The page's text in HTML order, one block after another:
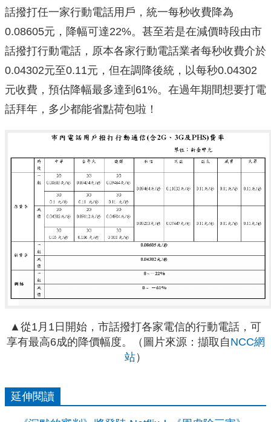
話撥打任一家行動電話用戶，統一每秒收費降為
0.08605元，降幅可達22%。甚至若是在減價時段由市
話撥打行動電話，原本各家行動電話業者每秒收費介於
0.04302元至0.11元，但在調降後統，以每秒0.04302
元收費，預估降幅最多達到61%。在過年期間想要打電
話拜年，多少都能省點荷包啦！
▲從1月1日開始，市話撥打各家電信的行動電話，可
享有最高6成的降價幅度。（圖片來源：擷取自 NCC網
站）
延伸閱讀